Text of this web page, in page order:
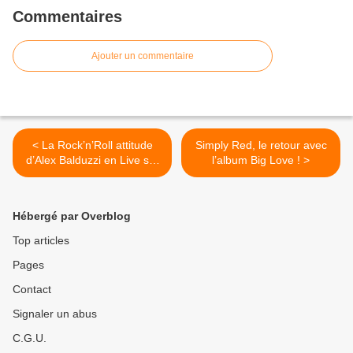
Commentaires
Ajouter un commentaire
< La Rock’n’Roll attitude
d’Alex Balduzzi en Live sur
le Bateau El Alamein !
Simply Red, le retour avec
l’album Big Love ! >
Hébergé par Overblog
Top articles
Pages
Contact
Signaler un abus
C.G.U.